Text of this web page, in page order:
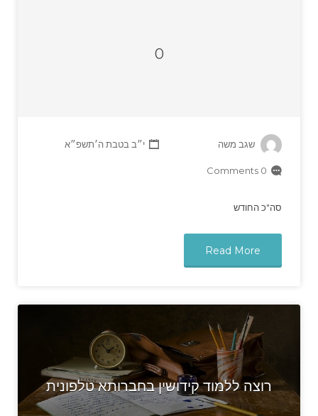
0
שגב משה י״ב בטבת ה׳תשפ״א
0 Comments
סה"כ החודש
Read More
רוצה ללמוד קידושין בחברותא טלפונית